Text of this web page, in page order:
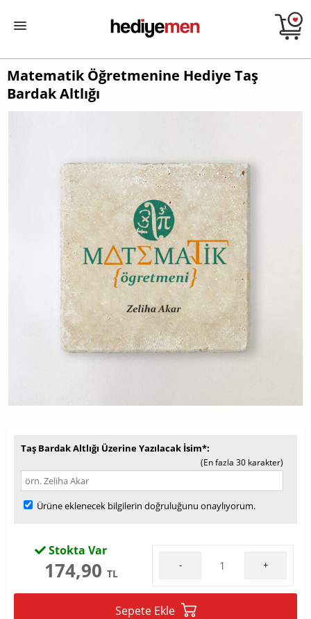
Matematik Öğretmenine Hediye Taş
Bardak Altlığı
Taş Bardak Altlığı Üzerine Yazılacak İsim*
(En fazla 30 karakter)
Ürüne eklenecek bilgilerin doğruluğunu onaylıyorum.
Stokta Var
174,90 TL
- +
Sepete Ekle